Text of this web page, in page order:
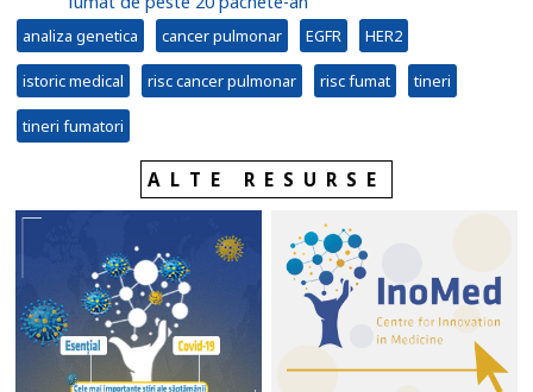
analiza genetica cancer pulmonar EGFR HER2
istoric medical risc cancer pulmonar risc fumat tineri
tineri fumatori
ALTE RESURSE